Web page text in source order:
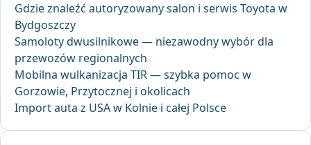
Gdzie znaleźć autoryzowany salon i serwis Toyota w
Bydgoszczy
Samoloty dwusilnikowe — niezawodny wybór dla
przewozów regionalnych
Mobilna wulkanizacja TIR — szybka pomoc w
Gorzowie, Przytocznej i okolicach
Import auta z USA w Kolnie i całej Polsce